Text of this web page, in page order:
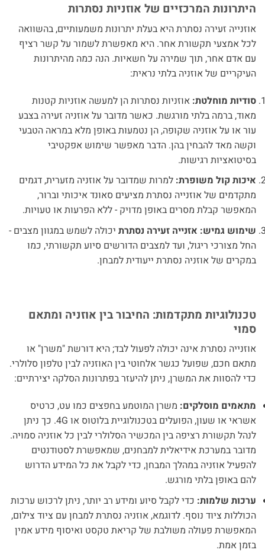
היתרונות המרכזיים של אוזניות נסתרות
אוזנייה זעירה נסתרת היא בעלת יתרונות משמעותיים, בהשוואה
לכל אמצעי תקשורת אחר. היא מאפשרת לשמור על קשר רציף
עם אדם אחר, תוך שמירה על חשאיות. הנה כמה מהיתרונות
העיקריים של אוזניה בלתי נראית:
סודיות מוחלטת: אוזניות נסתרות הן למעשה אוזניות קטנות
מאוד, ברמה בלתי מורגשת. כאשר מדובר על אוזניה זעירה בצבע
עור או על אוזניה שקופה, הן נטמעות באופן מלא במראה הטבעי
וקשה מאד להבחין בהן. הדבר מאפשר שימוש אפקטיבי
בסיטואציות רגישות.
איכות קול משופרת: למרות שמדובר על אוזניה מזערית, דגמים
מתקדמים של אוזנייה נסתרת מציעים סאונד איכותי וברור,
המאפשר קבלת מסרים באופן מדויק - ללא הפרעות או טעויות.
שימוש גמיש: אזנייה זעירה נסתרת יכולה לשמש במגוון מצבים -
החל מצורכי ריגול, ועד למצבים הדורשים סיוע תקשורתי, כמו
במקרים של אוזניה נסתרת ייעודית למבחן.
טכנולוגיות מתקדמות: החיבור בין אוזניה ומתאם
סמוי
אוזנייה נסתרת אינה יכולה לפעול לבד; היא דורשת "משרן" או
מתאם חכם, שפועל כגשר אלחוטי בין האוזניה לבין טלפון סלולרי.
כדי להסוות את המשרן, ניתן להיעזר בפתרונות הסלקה יצירתיים:
מתאמים מוסלקים: משרן המוטמע בחפצים כמו עט, כרטיס
אשראי או שעון, הפועלים בטכנולוגיית בלוטוס או 4G. כך ניתן
לנהל תקשורת רציפה בין המכשיר הסלולרי לבין כל אוזניה סמויה.
מדובר במערכת אידיאלית למבחנים, שמאפשרת לסטודנטים
להפעיל אוזניה במהלך המבחן, כדי לקבל את כל המידע הדרוש
להם באופן בלתי מורגש.
ערכות שלמות: כדי לקבל סיוע ומידע רב יותר, ניתן לרכוש ערכות
הכוללות ציוד נוסף. לדוגמא, אוזניה נסתרת למבחן עם ציוד צילום,
המאפשרת פעולה משולבת של קריאת טקסט ואיסוף מידע אמין
בזמן אמת.